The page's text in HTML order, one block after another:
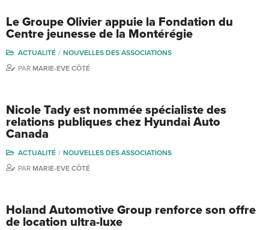
Le Groupe Olivier appuie la Fondation du
Centre jeunesse de la Montérégie
ACTUALITÉ
NOUVELLES DES ASSOCIATIONS
PAR MARIE-EVE CÔTÉ
Nicole Tady est nommée spécialiste des
relations publiques chez Hyundai Auto
Canada
ACTUALITÉ
NOUVELLES DES ASSOCIATIONS
PAR MARIE-EVE CÔTÉ
Holand Automotive Group renforce son offre
de location ultra-luxe